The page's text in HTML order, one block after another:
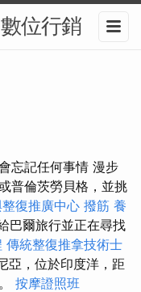
位行銷
忘記任何事情 漫步
普倫茨勞貝格，並挑
復推廣中心 撥筋 養
巴爾旅行並正在尋找
傳統整復推拿技術士
亞，位於印度洋，距
按摩證照班